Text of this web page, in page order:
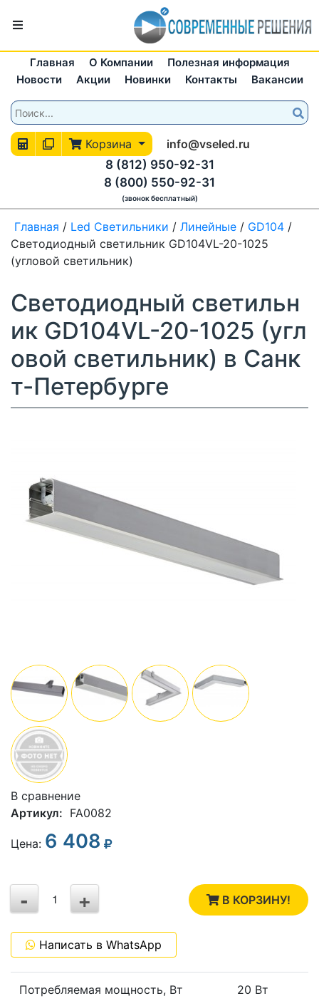
Главная О Компании
Полезная информация
Новости
Акции Новинки Контакты Вакансии
Корзина
info@vseled.ru
8 (812) 950-92-31
8 (800) 550-92-31
(звонок бесплатный)
Главная / Led Светильники / Линейные / GD104 /
Светодиодный светильник GD104VL-20-1025
(угловой светильник)
Светодиодный светильн
ик GD104VL-20-1025 (угл
овой светильник) в Санк
т-Петербурге
В сравнение
Артикул: FA0082
Цена: 6 408
3
1
-1
+
- В КОРЗИНУ!
Написать в WhatsApp
Потребляемая мощность, Вт 20 Вт